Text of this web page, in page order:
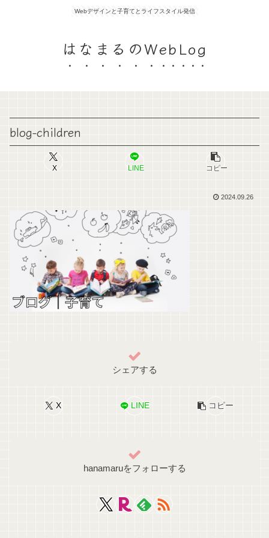
Webデザインと子育てとライフスタイル発信
はなまるのWebLog
blog-children
X LINE コピー
2024.09.26
シェアする
X LINE コピー
hanamaruをフォローする